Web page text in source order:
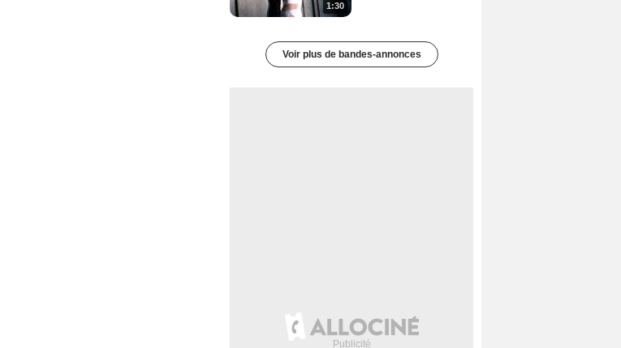
1:30
Voir plus de bandes-annonces